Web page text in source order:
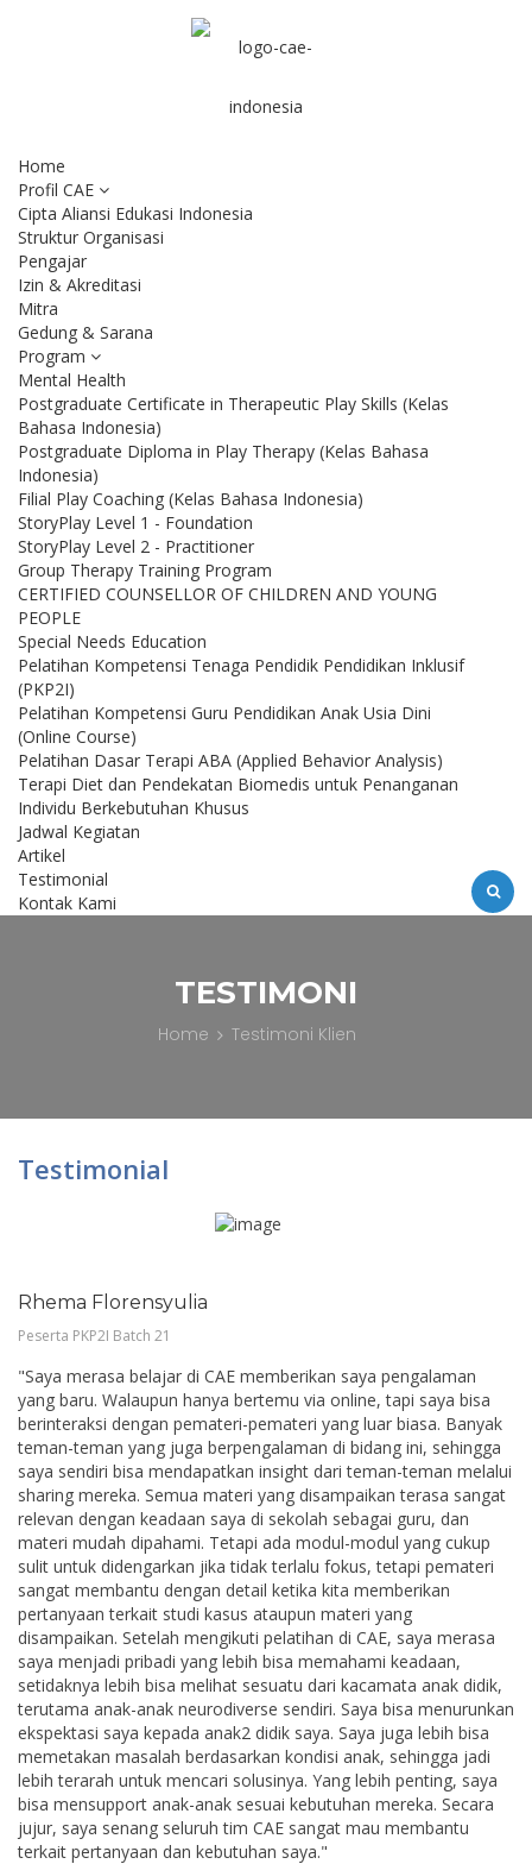
Home
Profil CAE
Cipta Aliansi Edukasi Indonesia
Struktur Organisasi
Pengajar
Izin & Akreditasi
Mitra
Gedung & Sarana
Program
Mental Health
Postgraduate Certificate in Therapeutic Play Skills (Kelas
Bahasa Indonesia)
Postgraduate Diploma in Play Therapy (Kelas Bahasa
Indonesia)
Filial Play Coaching (Kelas Bahasa Indonesia)
StoryPlay Level 1 - Foundation
StoryPlay Level 2 - Practitioner
Group Therapy Training Program
CERTIFIED COUNSELLOR OF CHILDREN AND YOUNG
PEOPLE
Special Needs Education
Pelatihan Kompetensi Tenaga Pendidik Pendidikan Inklusif
(PKP2I)
Pelatihan Kompetensi Guru Pendidikan Anak Usia Dini
(Online Course)
Pelatihan Dasar Terapi ABA (Applied Behavior Analysis)
Terapi Diet dan Pendekatan Biomedis untuk Penanganan
Individu Berkebutuhan Khusus
Jadwal Kegiatan
Artikel
Testimonial
Kontak Kami
TESTIMONI
Home Testimoni Klien
Testimonial
Rhema Florensyulia
Peserta PKP2I Batch 21
"Saya merasa belajar di CAE memberikan saya pengalaman
yang baru. Walaupun hanya bertemu via online, tapi saya bisa
berinteraksi dengan pemateri-pemateri yang luar biasa. Banyak
teman-teman yang juga berpengalaman di bidang ini, sehingga
saya sendiri bisa mendapatkan insight dari teman-teman melalui
sharing mereka. Semua materi yang disampaikan terasa sangat
relevan dengan keadaan saya di sekolah sebagai guru, dan
materi mudah dipahami. Tetapi ada modul-modul yang cukup
sulit untuk didengarkan jika tidak terlalu fokus, tetapi pemateri
sangat membantu dengan detail ketika kita memberikan
pertanyaan terkait studi kasus ataupun materi yang
disampaikan. Setelah mengikuti pelatihan di CAE, saya merasa
saya menjadi pribadi yang lebih bisa memahami keadaan,
setidaknya lebih bisa melihat sesuatu dari kacamata anak didik,
terutama anak-anak neurodiverse sendiri. Saya bisa menurunkan
ekspektasi saya kepada anak2 didik saya. Saya juga lebih bisa
memetakan masalah berdasarkan kondisi anak, sehingga jadi
lebih terarah untuk mencari solusinya. Yang lebih penting, saya
bisa mensupport anak-anak sesuai kebutuhan mereka. Secara
jujur, saya senang seluruh tim CAE sangat mau membantu
terkait pertanyaan dan kebutuhan saya."